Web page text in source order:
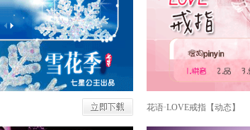
花语·LOVE戒指【动态】